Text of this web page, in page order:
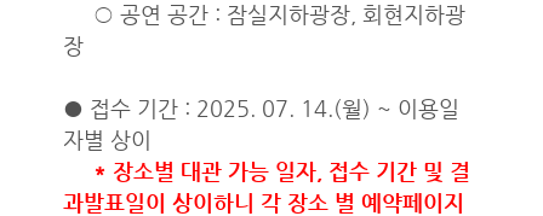
○ 공연 공간 : 잠실지하광장, 회현지하광
장
● 접수 기간 : 2025. 07. 14.(월) ~ 이용일
자별 상이
* 장소별 대관 가능 일자, 접수 기간 및 결
과발표일이 상이하니 각 장소 별 예약페이지